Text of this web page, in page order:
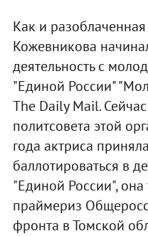
Как и
Кожевникова
деятельность с
"Единой России"
The Daily Mail.
политсовета этой
года актриса
баллотироваться в
"Единой России", она
праймериз
фронта в Томской